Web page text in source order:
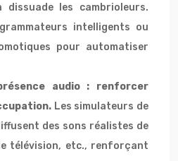
dissuade les cambrioleurs.
intelligents ou
pour automatiser
audio : renforcer
Les simulateurs de
des sons réalistes de
télévision, etc., renforçant